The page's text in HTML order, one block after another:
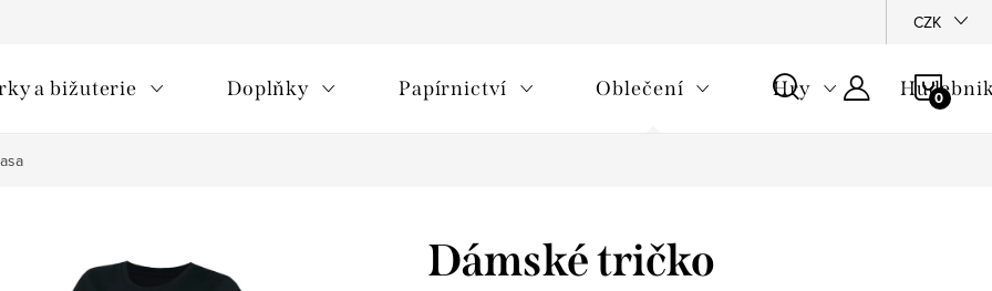
CZK
a bižuterie Doplňky Papírnictví Oblečení Hry
Dámské tričko